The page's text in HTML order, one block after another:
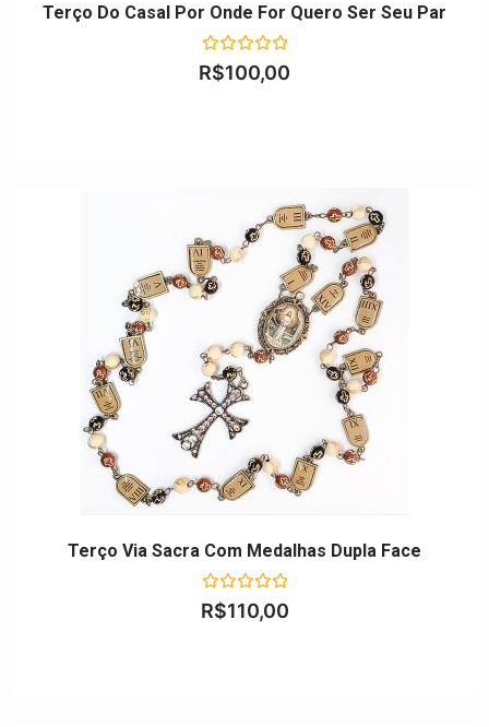
Terço Do Casal Por Onde For Quero Ser Seu Par
Avaliação
0
R$100,00
Terço Via Sacra Com Medalhas Dupla Face
Avaliação
0
R$110,00